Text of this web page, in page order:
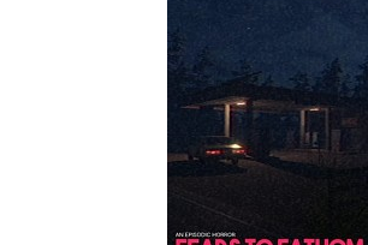
Get Over Blood